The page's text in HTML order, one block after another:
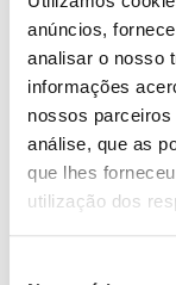
anúncios,
analisar o nosso
informações
nossos
análise, que as
que lhes
utilização dos